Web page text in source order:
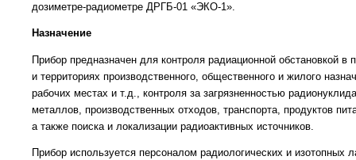
дозиметре-радиометре ДРГБ-01 «ЭКО-1».
Назначение
Прибор предназначен для контроля радиационной обстановкой в
и территориях производственного, общественного и жилого
рабочих местах и т.д., контроля за загрязненностью
металлов, производственных отходов, транспорта, продуктов
а также поиска и локализации радиоактивных источников.
Прибор используется персоналом радиологических и изотопных